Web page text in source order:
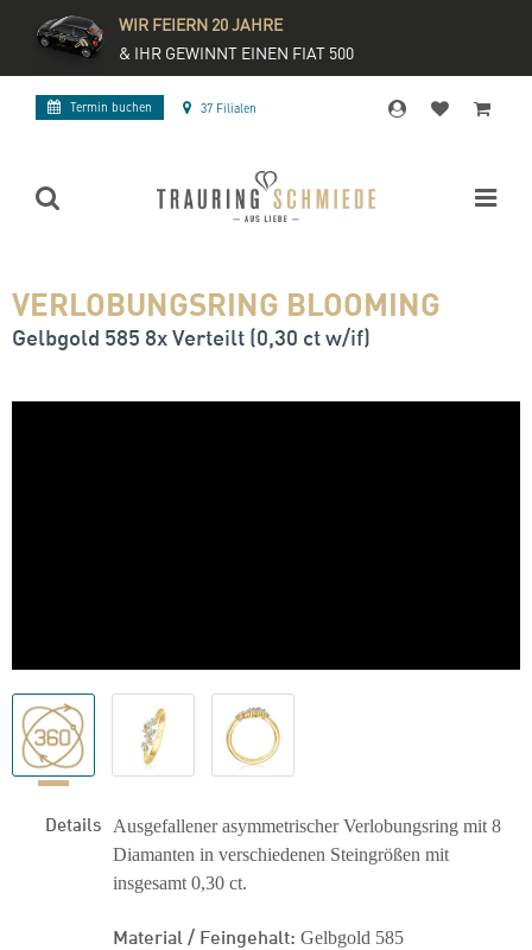
WIR FEIERN 20 JAHRE
& IHR GEWINNT EINEN FIAT 500
Termin buchen 37 Filialen
VERLOBUNGSRING BLOOMING
Gelbgold 585 8x Verteilt (0,30 ct w/if)
Details
Ausgefallener asymmetrischer Verlobungsring mit 8
Diamanten in verschiedenen Steingrößen mit
insgesamt 0,30 ct.
Material / Feingehalt: Gelbgold 585